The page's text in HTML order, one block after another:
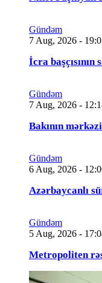
Gündəm
7 Aug, 2026 -
İcra
Gündəm
7 Aug, 2026 -
Bakının
Gündəm
6 Aug, 2026 -
Azərbaycanlı
Gündəm
5 Aug, 2026 -
Metropoliten